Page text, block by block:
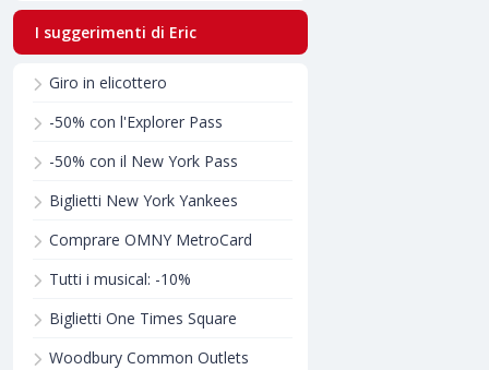
I suggerimenti di Eric
Giro in elicottero
-50% con l'Explorer Pass
-50% con il New York Pass
Biglietti New York Yankees
Comprare OMNY MetroCard
Tutti i musical: -10%
Biglietti One Times Square
Woodbury Common Outlets